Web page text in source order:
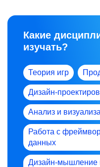
Какие
изучать?
Теория игр
Дизайн-
Анализ и
Работа с
данных
Дизайн-мышление